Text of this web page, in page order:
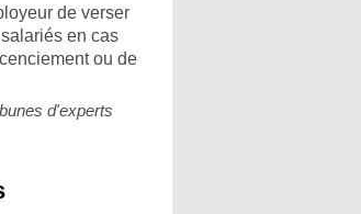
de verser
en cas
ou de
d'experts